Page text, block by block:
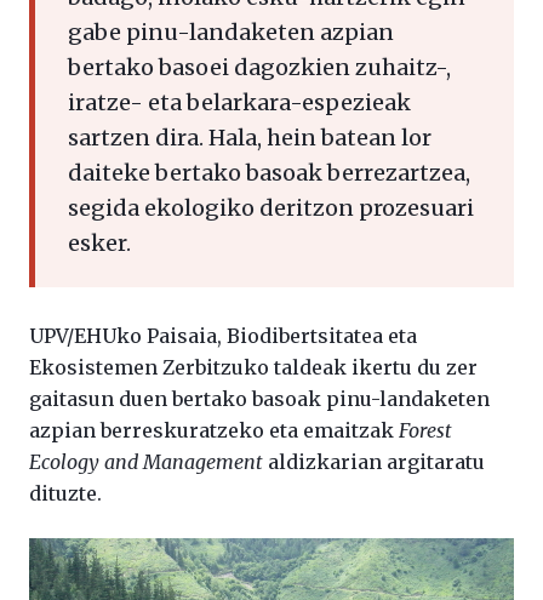
gabe pinu-landaketen azpian
bertako basoei dagozkien zuhaitz-,
iratze- eta belarkara-espezieak
sartzen dira. Hala, hein batean lor
daiteke bertako basoak berrezartzea,
segida ekologiko deritzon prozesuari
esker.
UPV/EHUko Paisaia, Biodibertsitatea eta
Ekosistemen Zerbitzuko taldeak ikertu du zer
gaitasun duen bertako basoak pinu-landaketen
azpian berreskuratzeko eta emaitzak Forest
Ecology and Management aldizkarian argitaratu
dituzte.